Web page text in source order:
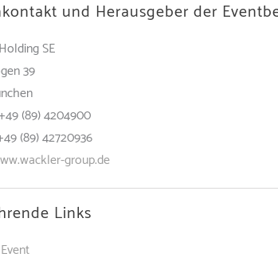
und Herausgeber der
SE
39
(89) 4204900
(89) 42720936
group.de
Links